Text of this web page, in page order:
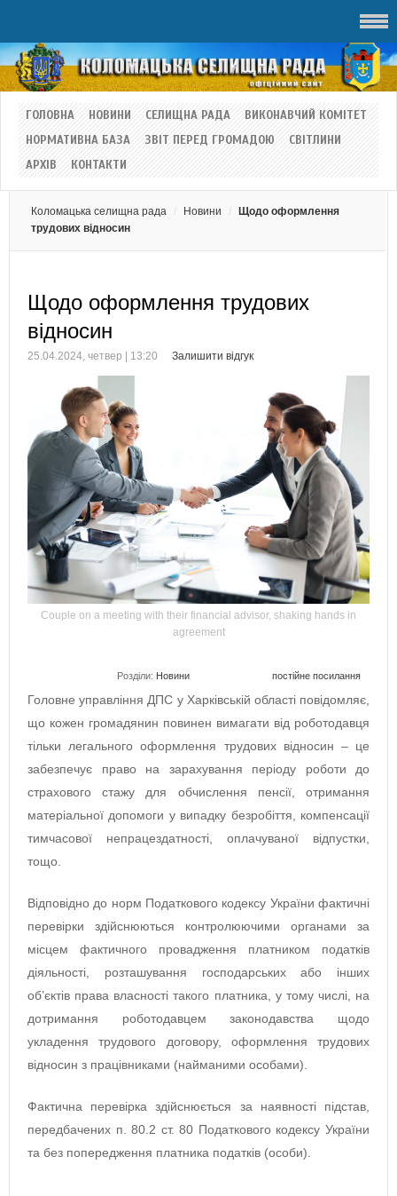
ГОЛОВНА НОВИНИ СЕЛИЩНА РАДА
ВИКОНАВЧИЙ КОМІТЕТ
НОРМАТИВНА БАЗА
ЗВІТ ПЕРЕД ГРОМАДОЮ
СВІТЛИНИ
АРХІВ
КОНТАКТИ
Коломацька селищна рада Новини
Щодо оформлення
трудових відносин
Щодо оформлення трудових
відносин
25.04.2024, четвер | 13:20 Залишити відгук
Couple on a meeting with their financial advisor, shaking hands in
agreement
Розділи: Новини постійне посилання
Головне управління ДПС у Харківській області повідомляє,
що кожен громадянин повинен вимагати від роботодавця
тільки легального оформлення трудових відносин – це
забезпечує право на зарахування періоду роботи до
страхового стажу для обчислення пенсії, отримання
матеріальної допомоги у випадку безробіття, компенсації
тимчасової непрацездатності, оплачуваної відпустки,
тощо.
Відповідно до норм Податкового кодексу України фактичні
перевірки здійснюються контролюючими органами за
місцем фактичного провадження платником податків
діяльності, розташування господарських або інших
об’єктів права власності такого платника, у тому числі, на
дотримання роботодавцем законодавства щодо
укладення трудового договору, оформлення трудових
відносин з працівниками (найманими особами).
Фактична перевірка здійснюється за наявності підстав,
передбачених п. 80.2 ст. 80 Податкового кодексу України
та без попередження платника податків (особи).